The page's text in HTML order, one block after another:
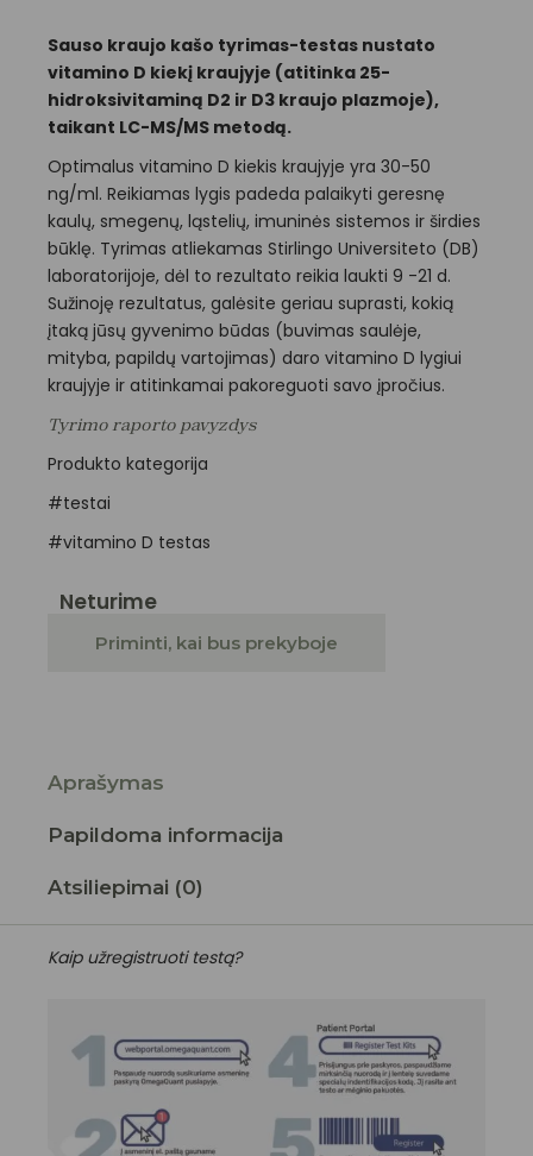
Sauso kraujo kašo tyrimas-testas nustato
vitamino D kiekį kraujyje (atitinka 25-
hidroksivitaminą D2 ir D3 kraujo plazmoje),
taikant LC-MS/MS metodą.
Optimalus vitamino D kiekis kraujyje yra 30-50
ng/ml. Reikiamas lygis padeda palaikyti geresnę
kaulų, smegenų, ląstelių, imuninės sistemos ir širdies
būklę. Tyrimas atliekamas Stirlingo Universiteto (DB)
laboratorijoje, dėl to rezultato reikia laukti 9 -21 d.
Sužinoję rezultatus, galėsite geriau suprasti, kokią
įtaką jūsų gyvenimo būdas (buvimas saulėje,
mityba, papildų vartojimas) daro vitamino D lygiui
kraujyje ir atitinkamai pakoreguoti savo įpročius.
Tyrimo raporto pavyzdys
Produkto kategorija
#testai
#vitamino D testas
Neturime
Priminti, kai bus prekyboje
Aprašymas
Papildoma informacija
Atsiliepimai (0)
Kaip užregistruoti testą?